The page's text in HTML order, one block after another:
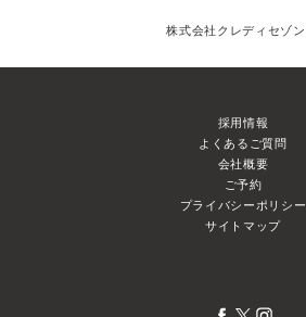
株式会社クレディセゾン
採用情報
よくあるご質問
会社概要
ご予約
プライバシーポリシー
サイトマップ